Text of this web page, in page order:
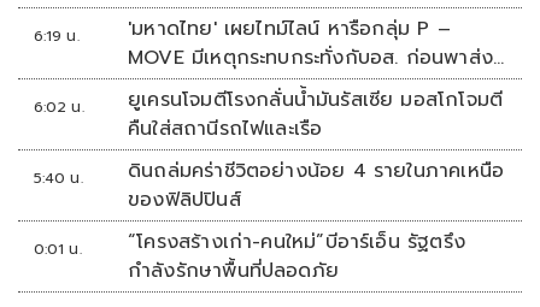
6:19 น.
'มหาดไทย' เผยไทม์ไลน์ หารือกลุ่ม P –
MOVE มีเหตุกระทบกระทั่งกับอส. ก่อนพาส่ง
ขึ้นรถกลับ
6:02 น.
ยูเครนโจมตีโรงกลั่นน้ำมันรัสเซีย มอสโกโจมตี
คืนใส่สถานีรถไฟและเรือ
5:40 น.
ดินถล่มคร่าชีวิตอย่างน้อย 4 รายในภาคเหนือ
ของฟิลิปปินส์
0:01 น.
“โครงสร้างเก่า-คนใหม่”บีอาร์เอ็น รัฐตรึง
กำลังรักษาพื้นที่ปลอดภัย